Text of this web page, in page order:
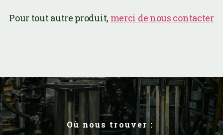
Adresse : 6, rue Monsieur Le Prince –
75006 Paris
Mail : typodeon@typodeon.fr